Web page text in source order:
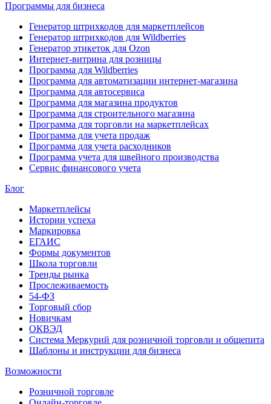
Программы для бизнеса
Генератор штрихкодов для маркетплейсов
Генератор штрихкодов для Wildberries
Генератор этикеток для Ozon
Интернет-витрина для розницы
Программа для Wildberries
Программа для автоматизации интернет-магазина
Программа для автосервиса
Программа для магазина продуктов
Программа для строительного магазина
Программа для торговли на маркетплейсах
Программа для учета продаж
Программа для учета расходников
Программа учета для швейного производства
Сервис финансового учета
Блог
Маркетплейсы
Истории успеха
Маркировка
ЕГАИС
Формы документов
Школа торговли
Тренды рынка
Прослеживаемость
54-ФЗ
Торговый сбор
Новичкам
ОКВЭД
Система Меркурий для розничной торговли и общепита
Шаблоны и инструкции для бизнеса
Возможности
Розничной торговле